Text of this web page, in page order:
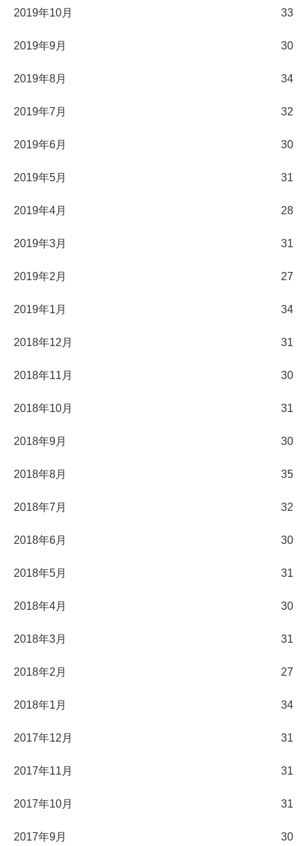
2019年10月 33
2019年9月 30
2019年8月 34
2019年7月 32
2019年6月 30
2019年5月 31
2019年4月 28
2019年3月 31
2019年2月 27
2019年1月 34
2018年12月 31
2018年11月 30
2018年10月 31
2018年9月 30
2018年8月 35
2018年7月 32
2018年6月 30
2018年5月 31
2018年4月 30
2018年3月 31
2018年2月 27
2018年1月 34
2017年12月 31
2017年11月 31
2017年10月 31
2017年9月 30